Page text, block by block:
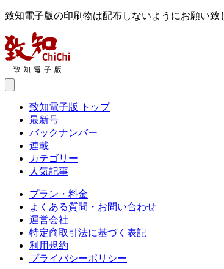
致知電子版の印刷物は配布しないようにお願い致
致知電子版 トップ
最新号
バックナンバー
連載
カテゴリー
人気記事
プラン・料金
よくある質問・お問い合わせ
運営会社
特定商取引法に基づく表記
利用規約
プライバシーポリシー